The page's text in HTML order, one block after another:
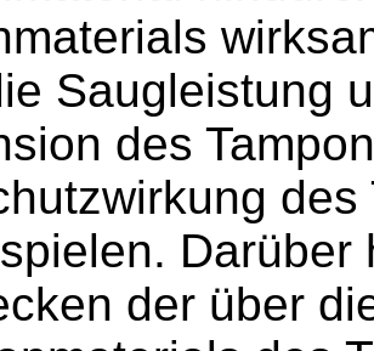
Saugleistung
des
der über